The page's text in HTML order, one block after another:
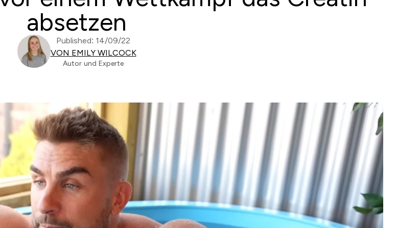
absetzen
Published: 14/09/22
VON EMILY WILCOCK
Autor und Experte